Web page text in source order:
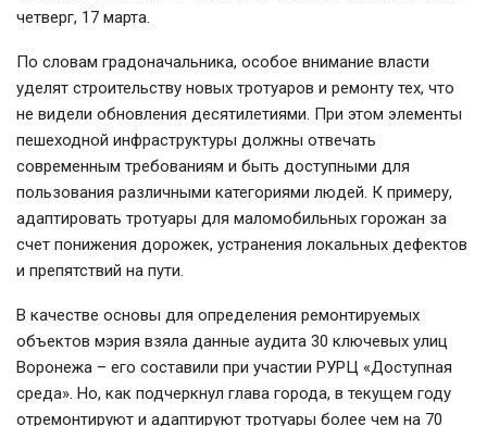
четверг, 17 марта.
По словам градоначальника, особое внимание власти
уделят строительству новых тротуаров и ремонту тех, что
не видели обновления десятилетиями. При этом элементы
пешеходной инфраструктуры должны отвечать
современным требованиям и быть доступными для
пользования различными категориями людей. К примеру,
адаптировать тротуары для маломобильных горожан за
счет понижения дорожек, устранения локальных дефектов
и препятствий на пути.
В качестве основы для определения ремонтируемых
объектов мэрия взяла данные аудита 30 ключевых улиц
Воронежа – его составили при участии РУРЦ «Доступная
среда». Но, как подчеркнул глава города, в текущем году
отремонтируют и адаптируют тротуары более чем на 70